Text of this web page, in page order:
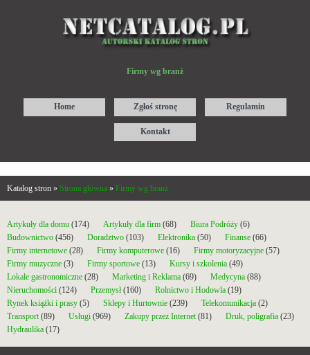
Firmy wg branż
Home Zgłoś stronę Regulamin
Kontakt
Katalog stron » Strona główna » Firmy wg branż
Artykuły dla domu (174) Artykuły dla firm (68) Biura Podróży (6)
Budownictwo (456) Doradztwo (103) Elektronika (50) Finanse (66)
Firmy internetowe (28) Firmy komputerowe (16) Firmy motoryzacyjne (57)
Firmy muzyczne (3) Firmy sportowe (13) Kursy i szkolenia (49)
Lokale gastronomiczne (28) Marketing i Reklama (69) Medycyna (88)
Nieruchomości (124) Przemysł(160) Rolnictwo i Hodowla (19)
Rynek książki i prasy (5) Sklepy i Hurtownie (239) Telekomunikacja (2)
Transport (89) Usługi (969) Zakupy przez Internet (81) Druk, poligrafia (23)
Hydraulika (17)